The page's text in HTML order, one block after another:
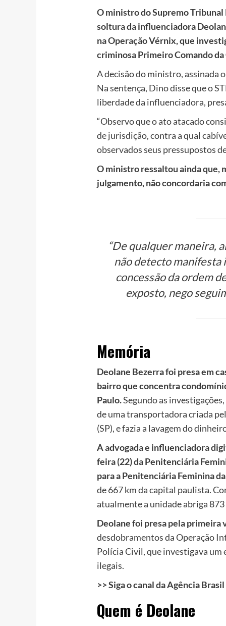
O ministro do Supremo Tribunal
soltura da influenciadora
na Operação Vérnix, que
criminosa Primeiro Comando da
A decisão do ministro, assinada
Na sentença, Dino disse que o
liberdade da influenciadora,
“Observo que o ato atacado
de jurisdição, contra a qual
observados seus pressupostos
O ministro ressaltou ainda que,
julgamento, não concordaria
“De qualquer maneira,
não detecto manifesta
concessão da ordem
exposto, nego
Memória
Deolane Bezerra foi presa em
bairro que concentra
Paulo.Segundo as
de uma transportadora criada
(SP), e fazia a lavagem do
A advogada e influenciadora
feira (22) da Penitenciária
para a Penitenciária Feminina
de 667 km da capital paulista.
atualmente a unidade abriga 873
Deolane foi presa pela primeira
desdobramentos da Operação
Polícia Civil, que investigava um
ilegais.
>> Siga o canal da Agência
Quem é Deolane